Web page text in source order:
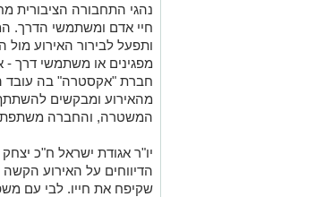
נהגי התחבורה הציבורית
חיי אדם ומשתמשי הדרך.
ותפעל לבירור האירוע מול
מפגינים או משתמשי דרך
חברת "אקסטרה" בה עובד
מהאירוע ומבקשים
המשטרה, והחברה משתפת
יו"ר אגודת ישראל ח"כ
הדיווחים על האירוע הקשה
שקיפח את חייו. לבי עם